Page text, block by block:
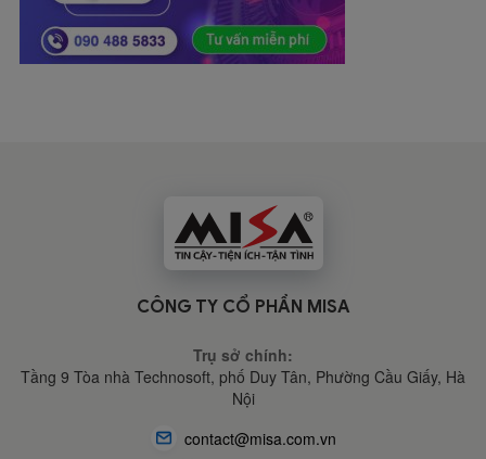
CÔNG TY CỔ PHẦN MISA
Trụ sở chính:
Tầng 9 Tòa nhà Technosoft, phố Duy Tân, Phường Cầu Giấy, Hà
Nội
contact@misa.com.vn